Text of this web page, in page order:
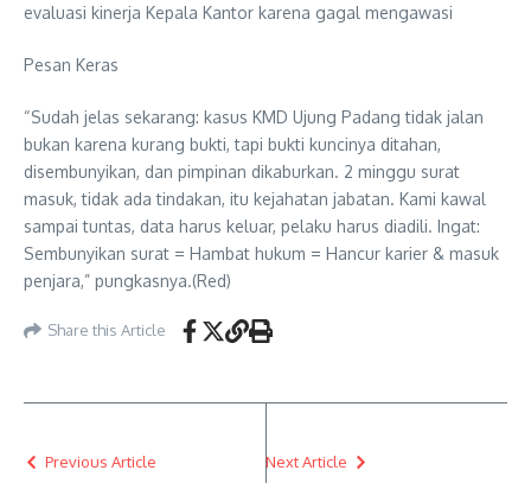
evaluasi kinerja Kepala Kantor karena gagal mengawasi
Pesan Keras
“Sudah jelas sekarang: kasus KMD Ujung Padang tidak jalan
bukan karena kurang bukti, tapi bukti kuncinya ditahan,
disembunyikan, dan pimpinan dikaburkan. 2 minggu surat
masuk, tidak ada tindakan, itu kejahatan jabatan. Kami kawal
sampai tuntas, data harus keluar, pelaku harus diadili. Ingat:
Sembunyikan surat = Hambat hukum = Hancur karier & masuk
penjara,” pungkasnya.(Red)
Share this Article
Previous Article Next Article